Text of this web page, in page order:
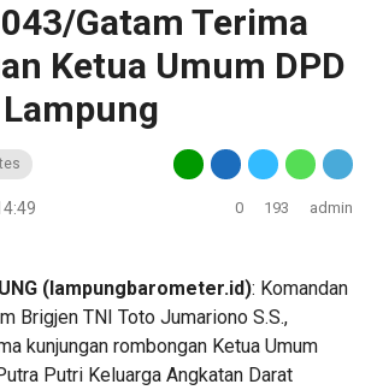
Gatam Terima
Ketua Umum DPD
0 193 admin
(lampungbarometer.id): Komandan
Brigjen TNI Toto Jumariono S.S.,
kunjungan rombongan Ketua Umum
Putri Keluarga Angkatan Darat